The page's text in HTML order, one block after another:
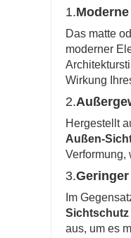
1.
Das matte
moderner
Wirkung
2.
Hergestellt
Außen-
Verformung,
3.
Im
Sichtschutz
aus, um es